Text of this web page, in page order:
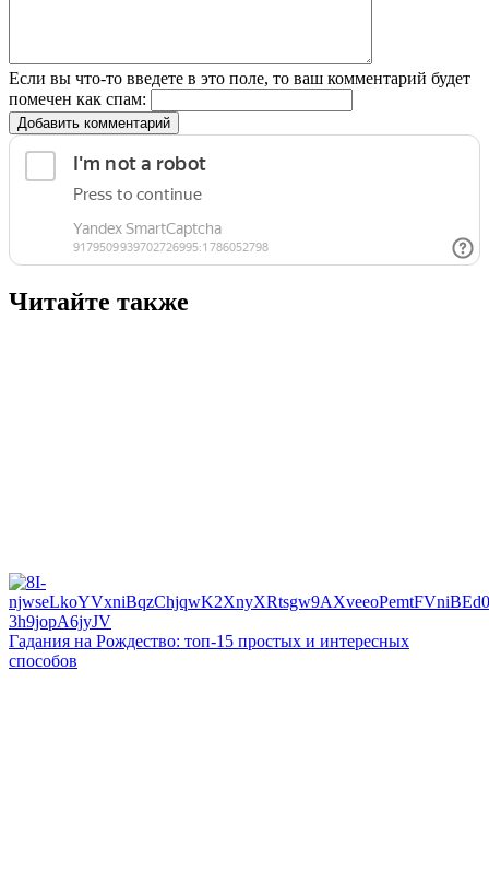
Если вы что-то введете в это поле, то ваш комментарий будет
помечен как спам:
Добавить комментарий
Читайте также
Гадания на Рождество: топ-15 простых и интересных
способов